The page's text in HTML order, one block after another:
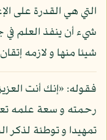
التي هي القدرة على
شيء أن ينفذ العلم
شيئا منها و لازمه
فقوله: «إنك أنت
رحمته و سعة علمه
تمهيدا و توطئة لذكر